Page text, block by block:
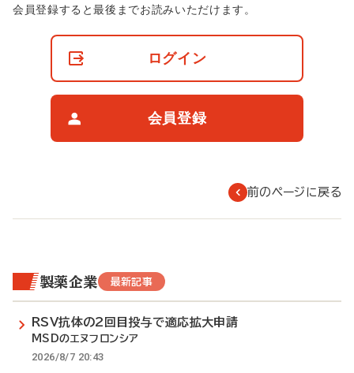
非
会員登録すると最後までお読みいただけます。
ログイン
会員登録
前のページに戻る
製薬企業 最新記事
RSV抗体の2回目投与で適応拡大申請
MSDのエヌフロンシア
2026/8/7 20:43